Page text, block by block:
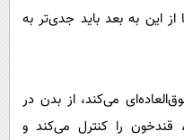
این به بعد باید جدی‌تر به
می‌کند، از بدن در
قندخون را کنترل می‌کند و